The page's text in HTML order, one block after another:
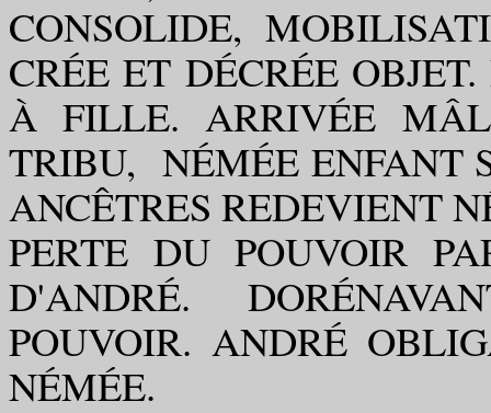
CONSOLIDE,
CRÉE ET DÉCRÉE
À FILLE. ARRIVÉE
TRIBU, NÉMÉE ENFANT
ANCÊTRES REDEVIENT
PERTE DU POUVOIR
D'ANDRÉ.
POUVOIR. ANDRÉ
NÉMÉE.